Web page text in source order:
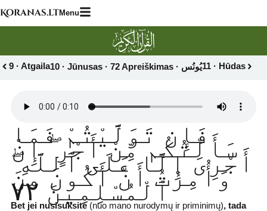
Skip
to
Koranas.ltMenu
9 · Atgaila 10 · Jūnusas · 72 Apreiškimas · يُونُس‎11 · Hūdas
فَإِن تَوَلَّيْتُمْ فَمَا
سَأَلْتُكُم مِّنْ أَجْرٍ ۖ إِنْ
أَجْرِىَ إِلَّا عَلَى ٱللَّهِ ۖ
وَأُمِرْتُ أَنْ أَكُونَ مِنَ
ٱلْمُسْلِمِينَ ٧٢Bet jei nusisuksite(nuo mano nurodymų ir priminimų), tada